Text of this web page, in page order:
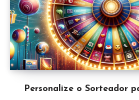
Personalize o Sorteador